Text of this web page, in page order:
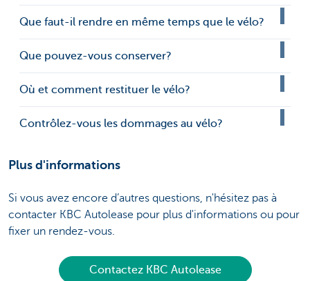
Que faut-il rendre en même temps que le vélo?
Que pouvez-vous conserver?
Où et comment restituer le vélo?
Contrôlez-vous les dommages au vélo?
Plus d'informations
Si vous avez encore d’autres questions, n'hésitez pas à
contacter KBC Autolease pour plus d'informations ou pour
fixer un rendez-vous.
Contactez KBC Autolease